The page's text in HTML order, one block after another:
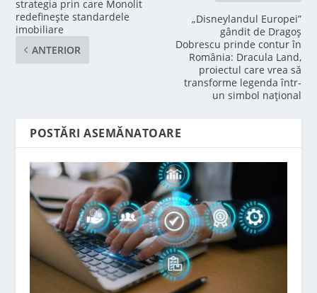
strategia prin care Monolit
redefinește standardele
imobiliare
ANTERIOR
„Disneylandul Europei”
gândit de Dragoş
Dobrescu prinde contur în
România: Dracula Land,
proiectul care vrea să
transforme legenda într-
un simbol național
POSTĂRI ASEMĂNATOARE